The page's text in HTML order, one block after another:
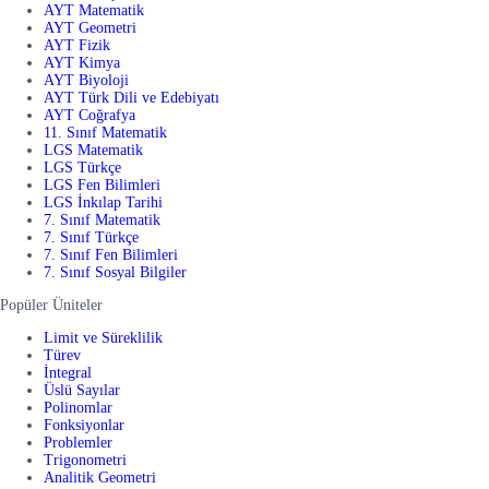
AYT Matematik
AYT Geometri
AYT Fizik
AYT Kimya
AYT Biyoloji
AYT Türk Dili ve Edebiyatı
AYT Coğrafya
11. Sınıf Matematik
LGS Matematik
LGS Türkçe
LGS Fen Bilimleri
LGS İnkılap Tarihi
7. Sınıf Matematik
7. Sınıf Türkçe
7. Sınıf Fen Bilimleri
7. Sınıf Sosyal Bilgiler
Popüler Üniteler
Limit ve Süreklilik
Türev
İntegral
Üslü Sayılar
Polinomlar
Fonksiyonlar
Problemler
Trigonometri
Analitik Geometri